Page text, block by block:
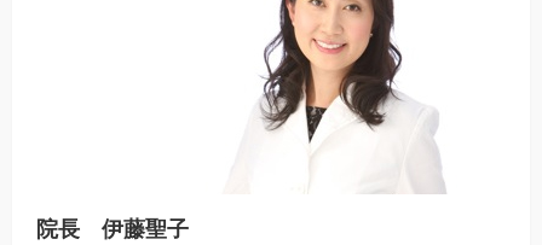
院長 伊藤聖子